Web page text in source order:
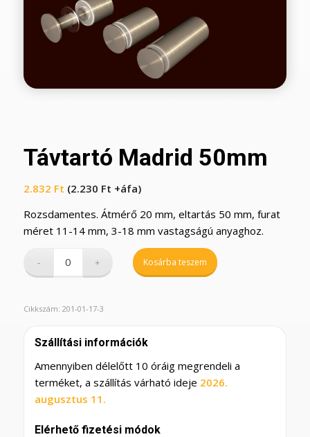
Távtartó Madrid 50mm
2.832 Ft (2.230 Ft +áfa)
Rozsdamentes. Átmérő 20 mm, eltartás 50 mm, furat
méret 11-14 mm, 3-18 mm vastagságú anyaghoz.
Kosárba teszem
Cikkszám: 201-01-17-3
Szállítási információk
Amennyiben délelőtt 10 óráig megrendeli a
terméket, a szállítás várható ideje 2026.
augusztus 11.
Elérhető fizetési módok